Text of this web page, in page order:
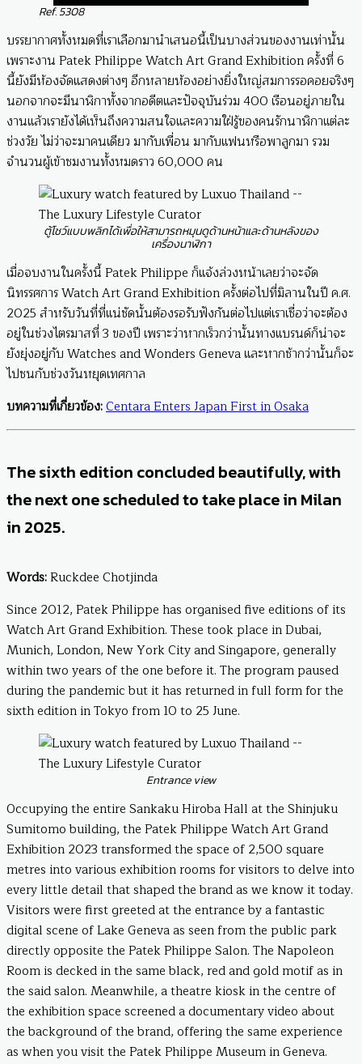
Ref. 5308
บรรยากาศทั้งหมดที่เราเลือกมานำเสนอนี้เป็นบางส่วนของงานเท่านั้น
เพราะงาน Patek Philippe Watch Art Grand Exhibition ครั้งที่ 6
นี้ยังมีห้องจัดแสดงต่างๆ อีกหลายห้องอย่างยิ่งใหญ่สมการรอคอยจริงๆ
นอกจากจะมีนาฬิกาทั้งจากอดีตและปัจจุบันร่วม 400 เรือนอยู่ภายใน
งานแล้วเรายังได้เห็นถึงความสนใจและความใฝ่รู้ของคนรักนาฬิกาแต่ละ
ช่วงวัย ไม่ว่าจะมาคนเดียว มากับเพื่อน มากับแฟนหรือพาลูกมา รวม
จำนวนผู้เข้าชมงานทั้งหมดราว 60,000 คน
ตู้โชว์แบบพลิกได้เพื่อให้สามารถหมุนดูด้านหน้าและด้านหลังของ
เครื่องนาฬิกา
เมื่อจบงานในครั้งนี้ Patek Philippe ก็แจ้งล่วงหน้าเลยว่าจะจัด
นิทรรศการ Watch Art Grand Exhibition ครั้งต่อไปที่มิลานในปี ค.ศ.
2025 สำหรับวันที่ที่แน่ชัดนั้นต้องรอรับฟังกันต่อไปแต่เราเชื่อว่าจะต้อง
อยู่ในช่วงไตรมาสที่ 3 ของปี เพราะว่าหากเร็วกว่านั้นทางแบรนด์ก็น่าจะ
ยังยุ่งอยู่กับ Watches and Wonders Geneva และหากช้ากว่านั้นก็จะ
ไปชนกับช่วงวันหยุดเทศกาล
บทความที่เกี่ยวข้อง:Centara Enters Japan First in Osaka
The sixth edition concluded beautifully, with
the next one scheduled to take place in Milan
in 2025.
Words: Ruckdee Chotjinda
Since 2012, Patek Philippe has organised five editions of its
Watch Art Grand Exhibition. These took place in Dubai,
Munich, London, New York City and Singapore, generally
within two years of the one before it. The program paused
during the pandemic but it has returned in full form for the
sixth edition in Tokyo from 10 to 25 June.
Entrance view
Occupying the entire Sankaku Hiroba Hall at the Shinjuku
Sumitomo building, the Patek Philippe Watch Art Grand
Exhibition 2023 transformed the space of 2,500 square
metres into various exhibition rooms for visitors to delve into
every little detail that shaped the brand as we know it today.
Visitors were first greeted at the entrance by a fantastic
digital scene of Lake Geneva as seen from the public park
directly opposite the Patek Philippe Salon. The Napoleon
Room is decked in the same black, red and gold motif as in
the said salon. Meanwhile, a theatre kiosk in the centre of
the exhibition space screened a documentary video about
the background of the brand, offering the same experience
as when you visit the Patek Philippe Museum in Geneva.